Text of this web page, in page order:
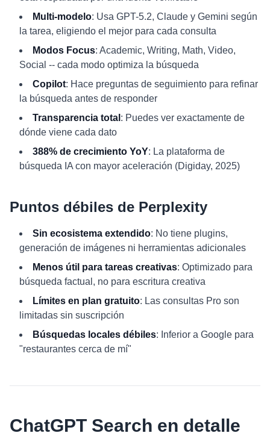
Multi-modelo: Usa GPT-5.2, Claude y Gemini según
la tarea, eligiendo el mejor para cada consulta
Modos Focus: Academic, Writing, Math, Video,
Social -- cada modo optimiza la búsqueda
Copilot: Hace preguntas de seguimiento para refinar
la búsqueda antes de responder
Transparencia total : Puedes ver exactamente de
dónde viene cada dato
388% de crecimiento YoY: La plataforma de
búsqueda IA con mayor aceleración (Digiday, 2025)
Puntos débiles de Perplexity
Sin ecosistema extendido: No tiene plugins,
generación de imágenes ni herramientas adicionales
Menos útil para tareas creativas: Optimizado para
búsqueda factual, no para escritura creativa
Límites en plan gratuito: Las consultas Pro son
limitadas sin suscripción
Búsquedas locales débiles: Inferior a Google para
"restaurantes cerca de mí"
ChatGPT Search en detalle